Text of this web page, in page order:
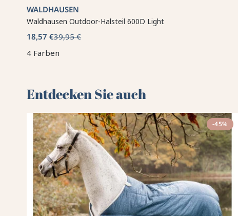
WALDHAUSEN
Waldhausen Outdoor-Halsteil 600D Light
18,57 €39,95 €
4 Farben
Entdecken Sie auch 🌻
-45%